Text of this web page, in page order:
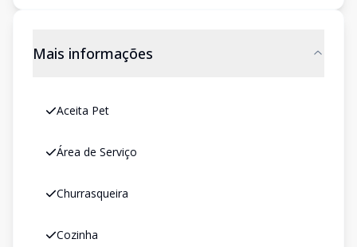
Mais informações
Aceita Pet
Área de Serviço
Churrasqueira
Cozinha